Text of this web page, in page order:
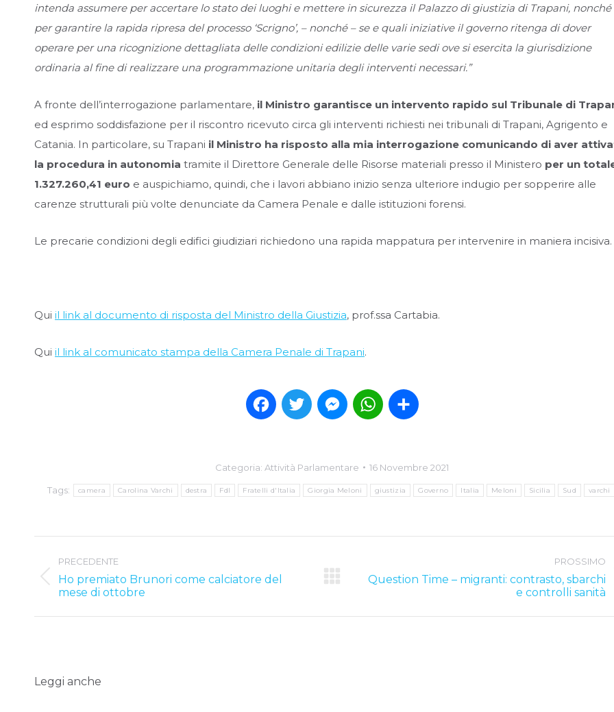
intenda assumere per accertare lo stato dei luoghi e mettere in sicurezza il Palazzo di giustizia di Trapani, nonché
per garantire la rapida ripresa del processo ‘Scrigno’, – nonché – se e quali iniziative il governo ritenga di dover
operare per una ricognizione dettagliata delle condizioni edilizie delle varie sedi ove si esercita la giurisdizione
ordinaria al fine di realizzare una programmazione unitaria degli interventi necessari.”
A fronte dell’interrogazione parlamentare, il Ministro garantisce un intervento rapido sul Tribunale di
ed esprimo soddisfazione per il riscontro ricevuto circa gli interventi richiesti nei tribunali di Trapani, Agrigento e
Catania. In particolare, su Trapani il Ministro ha risposto alla mia interrogazione comunicando di aver
la procedura in autonomia tramite il Direttore Generale delle Risorse materiali presso il Ministero per un
1.327.260,41 euro e auspichiamo, quindi, che i lavori abbiano inizio senza ulteriore indugio per sopperire alle
carenze strutturali più volte denunciate da Camera Penale e dalle istituzioni forensi.
Le precarie condizioni degli edifici giudiziari richiedono una rapida mappatura per intervenire in maniera incisiva.
Qui il link al documento di risposta del Ministro della Giustizia, prof.ssa Cartabia.
Qui il link al comunicato stampa della Camera Penale di Trapani.
FacebookTwitterMessengerWhatsAppCondividi
Categoria: Attività Parlamentare 16 Novembre 2021
Tags: camera Carolina Varchi destra FdI Fratelli d'Italia Giorgia Meloni giustizia Governo Italia Meloni Sicilia Sud varchi
navigation
PRECEDENTE
Previous
post:
Ho premiato Brunori come calciatore del
mese di ottobre
PROSSIMO
Next
Question Time – migranti: contrasto, sbarchi
e controlli sanità
Leggi anche